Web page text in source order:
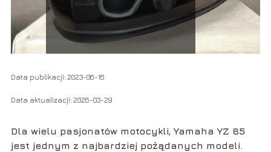
Data publikacji: 2023-06-16
Data aktualizacji: 2026-03-29
Dla wielu pasjonatów motocykli, Yamaha YZ 85
jest jednym z najbardziej pożądanych modeli.